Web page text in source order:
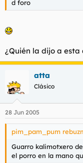
d foro
¿Quién la dijo a esta
atta
Clásico
28 Jun 2005
pim_pam_pum
Guarro kalimotxero
el porro en la mano